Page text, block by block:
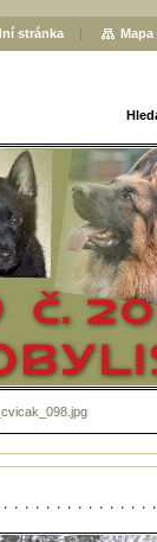
stránka